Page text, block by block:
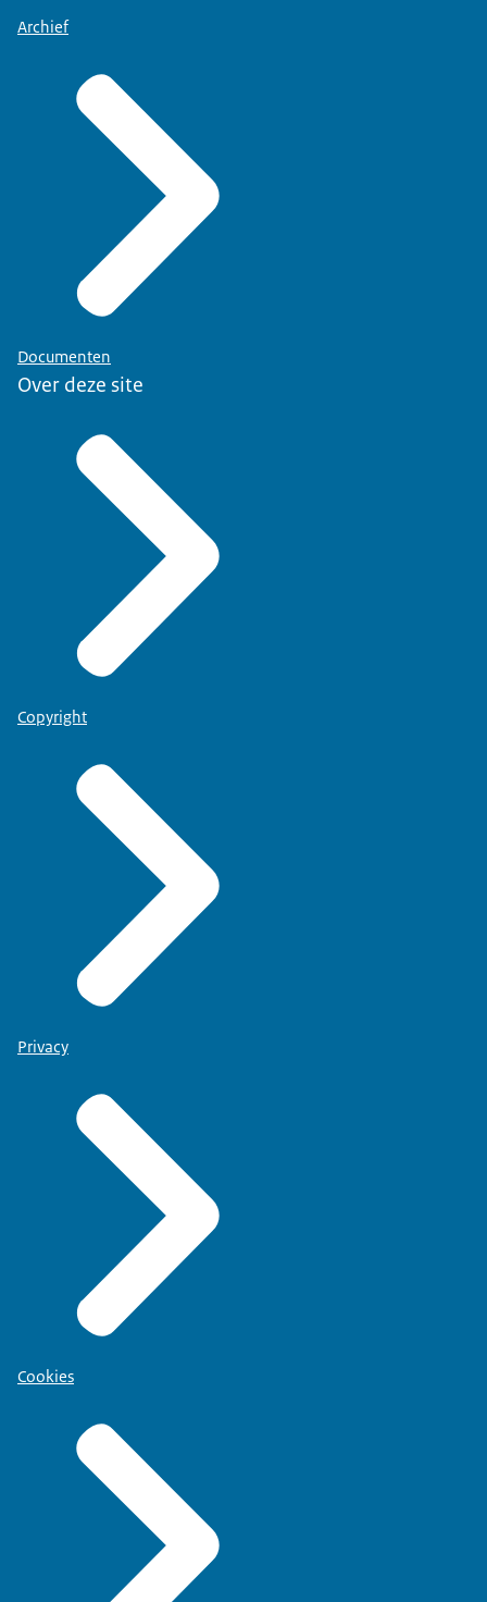
Archief
Documenten
Over deze site
Copyright
Privacy
Cookies